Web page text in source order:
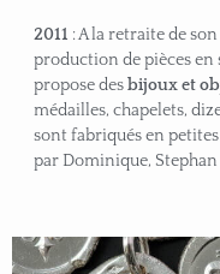
2011 : A la retraite de
production de pièces en
propose desbijoux et
médailles, chapelets,
sont fabriqués en petites
par Dominique,